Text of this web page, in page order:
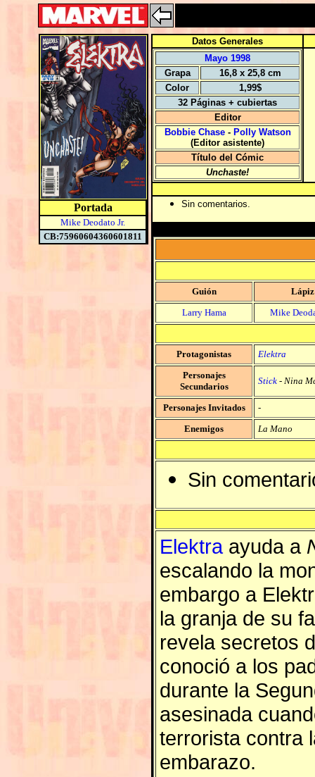
Portada
Mike Deodato Jr.
CB:75960604360601811
Datos Generales
Mayo 1998
Grapa
16,8 x 25,8 cm
Color
1,99$
32 Páginas + cubiertas
Editor
Bobbie Chase- Polly Watson
(Editor asistente)
Título del Cómic
Unchaste!
Sin comentarios.
Guión
Lápiz
Larry Hama
Mike
Protagonistas
Elektra
Personajes
Secundarios
Stick - Nina
Personajes Invitados
-
Enemigos
La Mano
Sin
Elektraayuda a
escalando la
embargo a
la granja de su
revela secretos
conoció a los
durante la
asesinada
terrorista contra
embarazo.